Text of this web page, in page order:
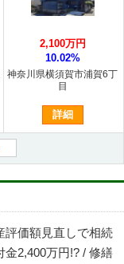
神奈川県横須賀市浦賀6丁
目
2,100万円
10.02%
詳細